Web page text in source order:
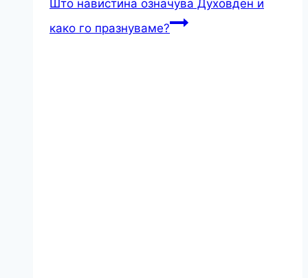
Што навистина означува Духовден и
како го празнуваме?